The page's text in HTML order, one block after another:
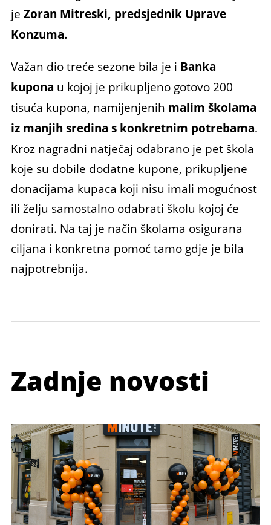
je Zoran Mitreski, predsjednik Uprave
Konzuma.
Važan dio treće sezone bila je i Banka
kupona u kojoj je prikupljeno gotovo 200
tisuća kupona, namijenjenih malim školama
iz manjih sredina s konkretnim potrebama.
Kroz nagradni natječaj odabrano je pet škola
koje su dobile dodatne kupone, prikupljene
donacijama kupaca koji nisu imali mogućnost
ili želju samostalno odabrati školu kojoj će
donirati. Na taj je način školama osigurana
ciljana i konkretna pomoć tamo gdje je bila
najpotrebnija.
Zadnje novosti